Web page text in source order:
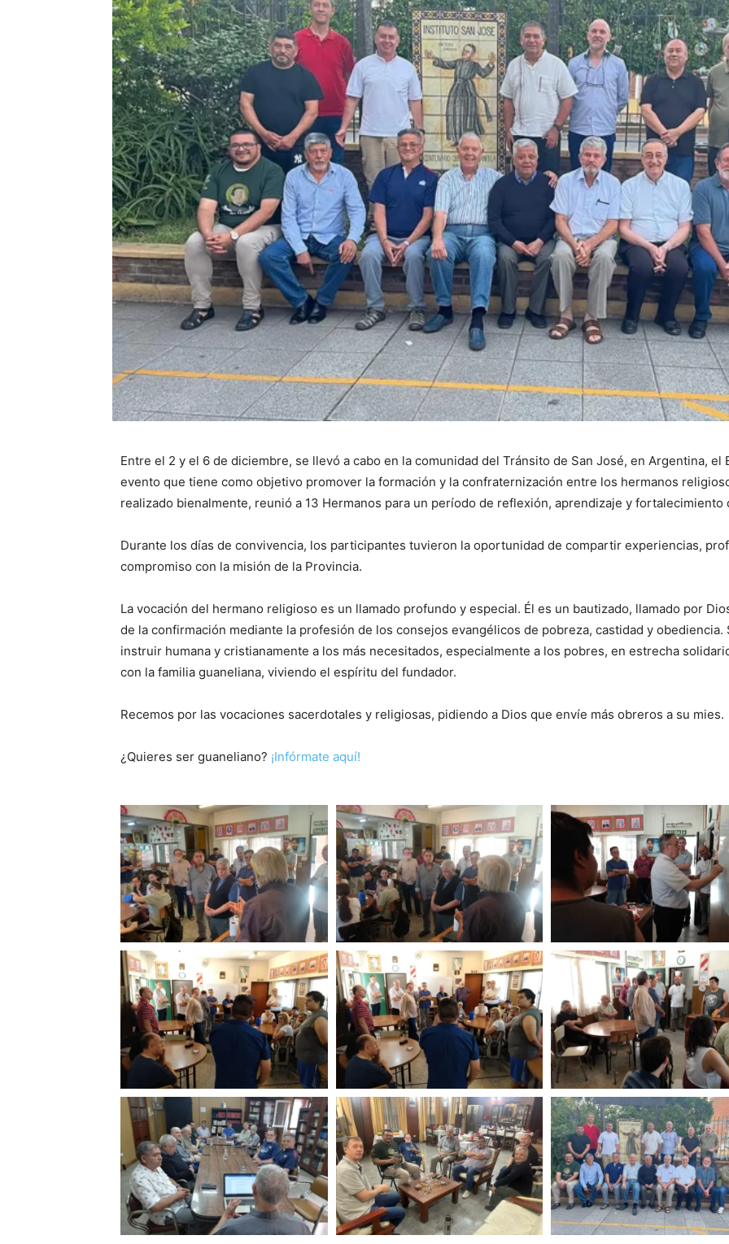
Entre el 2 y el 6 de diciembre, se llevó a cabo en la comunidad del Tránsito de San José, en Argentina,
evento que tiene como objetivo promover la formación y la confraternización entre los hermanos
realizado bienalmente, reunió a 13 Hermanos para un período de reflexión, aprendizaje y fortalecimiento
Durante los días de convivencia, los participantes tuvieron la oportunidad de compartir experiencias,
compromiso con la misión de la Provincia.
La vocación del hermano religioso es un llamado profundo y especial. Él es un bautizado, llamado por
de la confirmación mediante la profesión de los consejos evangélicos de pobreza, castidad y
instruir humana y cristianamente a los más necesitados, especialmente a los pobres, en estrecha
con la familia guaneliana, viviendo el espíritu del fundador.
Recemos por las vocaciones sacerdotales y religiosas, pidiendo a Dios que envíe más obreros a su mies.
¿Quieres ser guaneliano? ¡Infórmate aquí!